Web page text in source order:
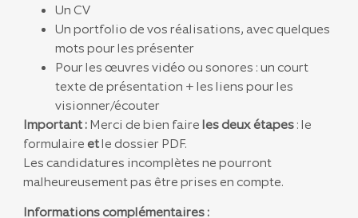
Un CV
Un portfolio de vos réalisations, avec quelques
mots pour les présenter
Pour les œuvres vidéo ou sonores : un court
texte de présentation + les liens pour les
visionner/écouter
Important :Merci de bien faireles deux étapes: le
formulaireetle dossier PDF.
Les candidatures incomplètes ne pourront
malheureusement pas être prises en compte.
Informations complémentaires: